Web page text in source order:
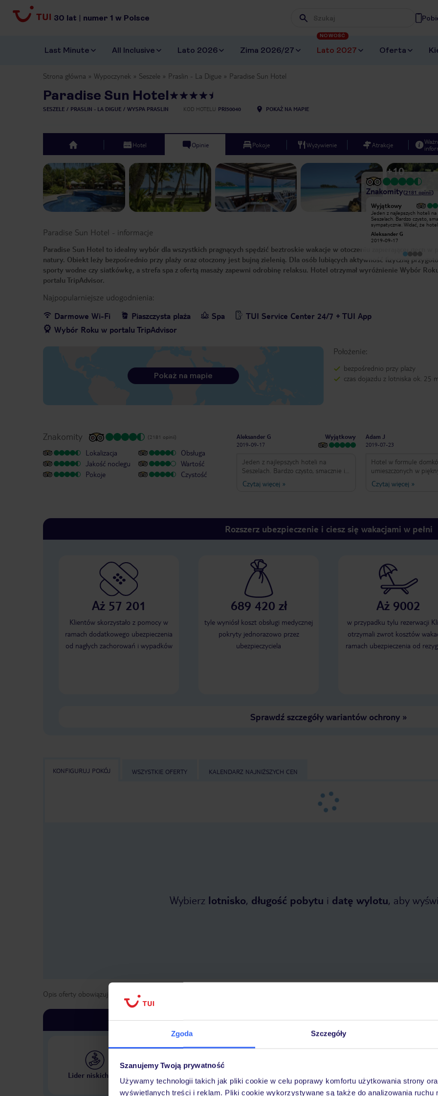
Zgoda Szczegóły
Szanujemy Twoją prywatność
Używamy technologii takich jak pliki cookie w celu poprawy komfortu użytkowania strony
wyświetlanych treści i reklam. Pliki cookie wykorzystywane są także do analizowania ruchu
30 lat | numer 1 w Polsce Wpisz frazę, której szukasz
Last Minute All Inclusive Lato 2026 Zima 2026/27 Lato 2027
NOWOŚĆ
Oferta
Strona główna Wypoczynek Seszele Praslin - La Digue Paradise Sun Hotel
Paradise Sun Hotel
SESZELE PRASLIN - LA DIGUE WYSPA PRASLIN KOD HOTELU PRI50040 POKAŻ NA MAPIE
top Hotel Opinie Pokoje Wyżywienie Atrakcje
Previous slide +10
Znakomity(2181 opinii)
Wyjątkowy
Doskonałe usytuowanie hotelu przy
animacyjny obejmował m.in rejs na
Anse Lazio o zachodzie słońca- tylko
trzeba wcześniej się zapisać, też
skorzystaliśmy z wycieczki rowerowej
po wyspie-trzeba tylko zapłacić 10
Wyjątkowy
Jeden z najlepszych hoteli na
Seszelach. Bardzo czysto,
sympatycznie. Widać, że
ładniejszych na Praslin.
wrażenie zrobiła na mnie Anse
Aleksander G
2019-09-17
Paradise Sun Hotel - informacje
Paradise Sun Hotel to idealny wybór dla wszystkich pragnących spędzić beztroskie wakacje w otoczeniu zapierającej dech w
natury. Obiekt leży bezpośrednio przy plaży oraz otoczony jest bujną zielenią. Dla osób lubiących aktywność fizyczną
sporty wodne czy siatkówkę, a strefa spa z ofertą masaży zapewni odrobinę relaksu. Hotel otrzymał wyróżnienie Wybór
portalu TripAdvisor.
Najpopularniejsze udogodnienia:
Darmowe Wi-Fi
Piaszczysta plaża Spa
TUI Service Center 24/7 + TUI App
Wybór Roku w portalu TripAdvisor
Położenie:
bezpośrednio przy plaży
czas dojazdu z lotniska ok. 25
Pokaż na mapie
Znakomity (2181 opinii)
Lokalizacja
Jakość noclegu
Pokoje
Obsługa
Wartość
Czystość
Aleksander G
2019-09-17
Wyjątkowy
Jeden z najlepszych hoteli na
Seszelach. Bardzo czysto, smacznie i
sympatycznie. Widać, że hotel jest
dobrze zarządzany. Plaża jedna z
Czytaj więcej »
Adam J
2019-07-23
Hotel w formule
umieszczonych w
przy samej plaży
oraz bardzo dobrze
obsługa na plaży stały
leżaków oraz czystych ręczników
oraz kolacje
przypadkach pyszne
Obsługa bardzo miła .
bardzo dobre ( nie
przyczepić ) Może jedynym minusem
jest słabo działający
końcu to Seszele !!!
wszystkim pragnącym
relaksu !!
Czytaj więcej »
Rozszerz ubezpieczenie i ciesz się wakacjami w pełni
Aż 57 201
Klientów skorzystało z pomocy w
ramach dodatkowego ubezpieczenia
od nagłych zachorowań i wypadków
689 420 zł
tyle wyniósł koszt obsługi medycznej
pokryty jednorazowo przez
ubezpieczyciela
Aż 9002
w przypadku tylu rezerwacji
otrzymali zwrot kosztów
ramach ubezpieczenia od
Sprawdź szczegóły wariantów ochrony»
KONFIGURUJ POKÓJ WSZYSTKIE OFERTY KALENDARZ NAJNIŻSZYCH CEN
Wybierz lotnisko, długość pobytu i datę wylotu, aby
Opis oferty obowiązuje dla wyjazdów w terminie
Dlaczego warto wybrać TUI?
Lider niskich cen
Największe biuro podróży
w Polsce
wakacjach 24/7